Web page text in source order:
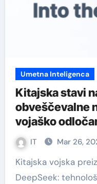
Umetna Inteligenca
Kitajska stavi
obveščevalne
vojaško
digitalnega
IT Mar 26,
Kitajska vojska preizkuša umetno inteligenco
DeepSeek: